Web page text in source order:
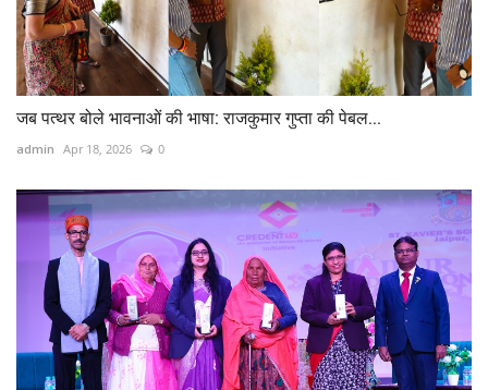
जब पत्थर बोले भावनाओं की भाषा: राजकुमार गुप्ता की पेबल...
admin Apr 18, 2026 0